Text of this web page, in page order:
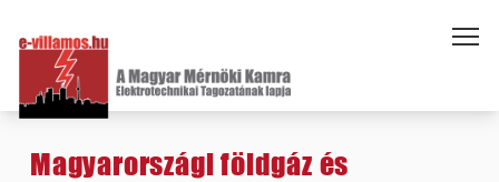
Magyarországi földgáz és